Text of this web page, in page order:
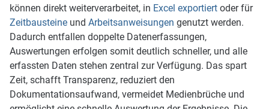
können direkt weiterverarbeitet, in Excel exportiertoder für
Zeitbausteineund Arbeitsanweisungen genutzt werden.
Dadurch entfallen doppelte Datenerfassungen,
Auswertungen erfolgen somit deutlich schneller, und alle
erfassten Daten stehen zentral zur Verfügung. Das spart
Zeit, schafft Transparenz, reduziert den
Dokumentationsaufwand, vermeidet Medienbrüche und